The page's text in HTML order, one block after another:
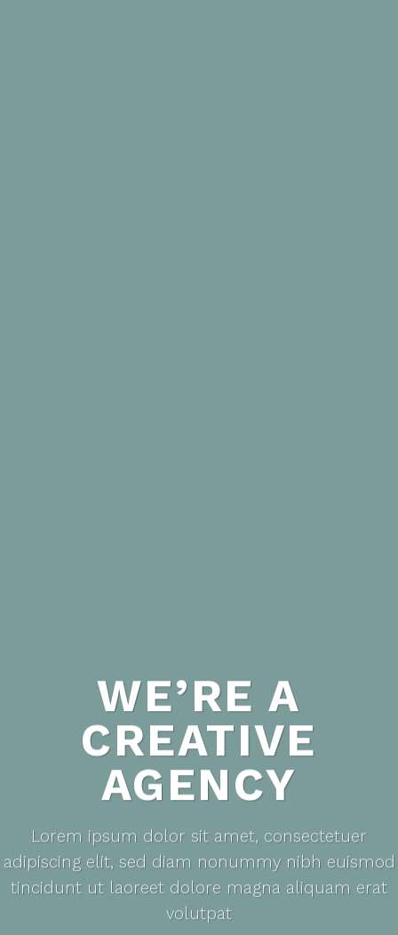
WE’RE A
CREATIVE
AGENCY
Lorem ipsum dolor sit amet, consectetuer
adipiscing elit, sed diam nonummy nibh euismod
tincidunt ut laoreet dolore magna aliquam erat
volutpat